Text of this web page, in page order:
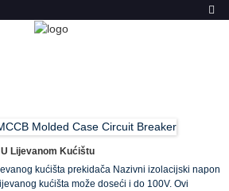
Lijevanom Kućištu
kućišta prekidača Nazivni izolacijski napon
kućišta može doseći i do 100V. Ovi